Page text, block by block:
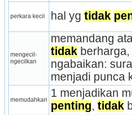
perkara kecil hal yg tidak
mengecil-
ngecilkan
memandang
tidak ber­harga,
ngabaikan:
menjadi punca
memudahkan
1 menjadikan
penting, tidak